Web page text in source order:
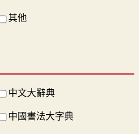
其他
中文大辭典
中國書法大字典